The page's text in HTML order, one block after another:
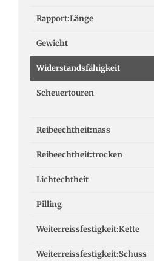
Rapport:Länge
Gewicht
Widerstandsfähigkeit
Scheuertouren
Reibeechtheit:nass
Reibeechtheit:trocken
Lichtechtheit
Pilling
Weiterreissfestigkeit:Kette
Weiterreissfestigkeit:Schuss